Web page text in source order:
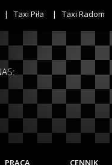
Taxi Piła Taxi Radom
PRACA CENNIK